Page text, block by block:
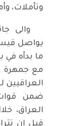
وتأملات،
والى
يواصل
ما بدأه في
مع جمهرة
العراقيين
ضمن قوات
العراق،
قبل ان